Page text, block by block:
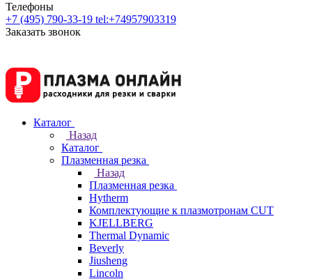
Телефоны
+7 (495) 790-33-19 tel:+74957903319
Заказать звонок
Каталог
Назад
Каталог
Плазменная резка
Назад
Плазменная резка
Hytherm
Комплектующие к плазмотронам CUT
KJELLBERG
Thermal Dynamic
Beverly
Jiusheng
Lincoln